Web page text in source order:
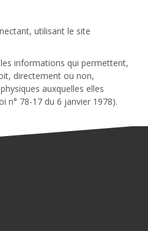
utilisant le site
informations qui permettent,
directement ou non,
auxquelles elles
n° 78-17 du 6 janvier 1978).